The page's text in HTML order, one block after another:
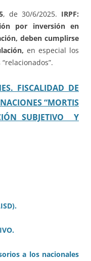
, de 30/6/2025. IRPF:
por inversión en
deben cumplirse
en especial los
FISCALIDAD DE
“MORTIS
SUBJETIVO Y
a los nacionales